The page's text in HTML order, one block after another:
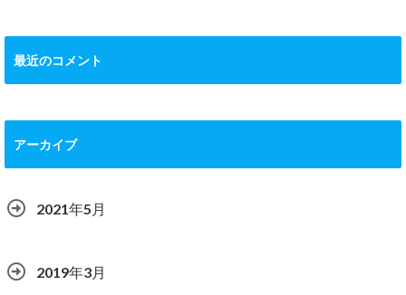
最近のコメント
アーカイブ
2021年5月
2019年3月